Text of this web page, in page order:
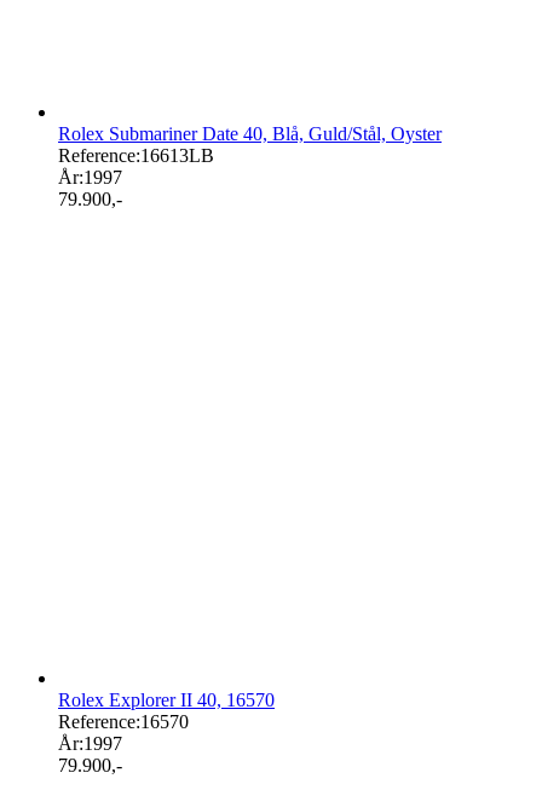
Rolex Submariner Date 40, Blå, Guld/Stål, Oyster
Reference:16613LB
År:1997
79.900,-
Rolex Explorer II 40, 16570
Reference:16570
År:1997
79.900,-